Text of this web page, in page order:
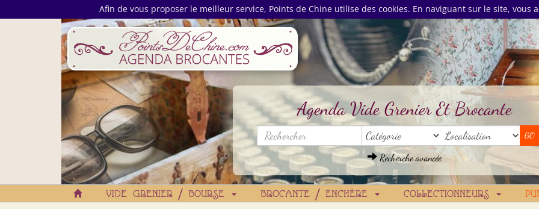
Afin de vous proposer le meilleur service, Points de Chine utilise des cookies. En naviguant sur le site, vous
Agenda Vide Grenier Et Brocante
Recherche avancée
VIDE GRENIER / BOURSE BROCANTE / ENCHÈRE COLLECTIONNEURS